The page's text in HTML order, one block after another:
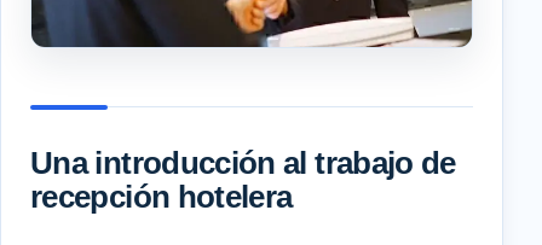
Una introducción al trabajo de
recepción hotelera